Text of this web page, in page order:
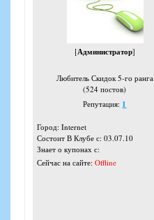
[Администратор]
Любитель Скидок 5-го ранга
(524 постов)
Репутация: 1
Город: Internet
Состоит В Клубе с: 03.07.10
Знает о купонах с:
Сейчас на сайте: Offline